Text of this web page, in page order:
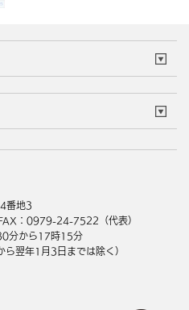
組織案内
番地3
FAX：0979-24-7522（代表）
分から17時15分
ら翌年1月3日までは除く）